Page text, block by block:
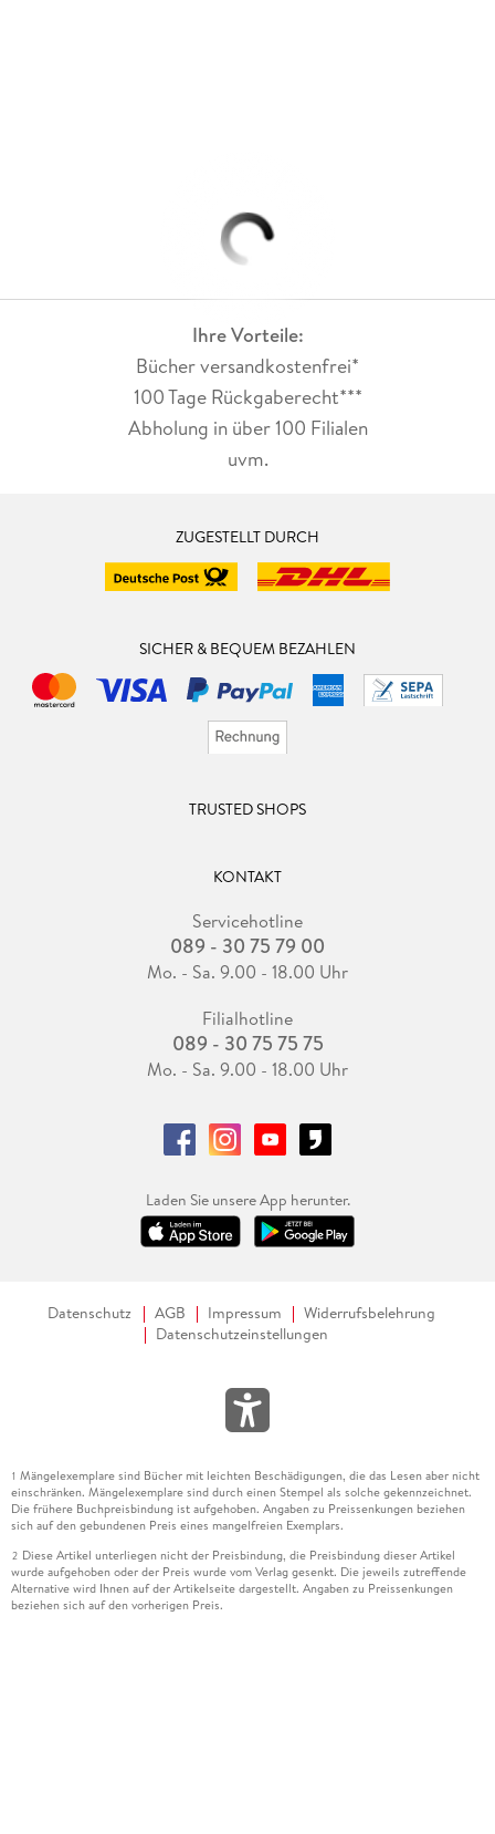
Ihre Vorteile:
Bücher versandkostenfrei*
100 Tage Rückgaberecht***
Abholung in über 100 Filialen
uvm.
ZUGESTELLT DURCH
SICHER & BEQUEM BEZAHLEN
TRUSTED SHOPS
KONTAKT
Servicehotline
089 - 30 75 79 00
Mo. - Sa. 9.00 - 18.00 Uhr
Filialhotline
089 - 30 75 75 75
Mo. - Sa. 9.00 - 18.00 Uhr
Laden Sie unsere App herunter.
Datenschutz AGB Impressum
Widerrufsbelehrung
Datenschutzeinstellungen
1 Mängelexemplare sind Bücher mit leichten Beschädigungen, die das Lesen aber nicht
einschränken. Mängelexemplare sind durch einen Stempel als solche gekennzeichnet.
Die frühere Buchpreisbindung ist aufgehoben. Angaben zu Preissenkungen beziehen
sich auf den gebundenen Preis eines mangelfreien Exemplars.
2 Diese Artikel unterliegen nicht der Preisbindung, die Preisbindung dieser Artikel
wurde aufgehoben oder der Preis wurde vom Verlag gesenkt. Die jeweils zutreffende
Alternative wird Ihnen auf der Artikelseite dargestellt. Angaben zu Preissenkungen
beziehen sich auf den vorherigen Preis.